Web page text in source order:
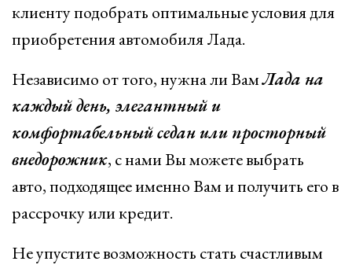
клиенту подобрать оптимальные условия для
приобретения автомобиля Лада.
Независимо от того, нужна ли ВамЛада на
каждый день, элегантный и
комфортабельный седан или просторный
внедорожник, с нами Вы можете выбрать
авто, подходящее именно Вам и получить его в
рассрочку или кредит.
Не упустите возможность стать счастливым